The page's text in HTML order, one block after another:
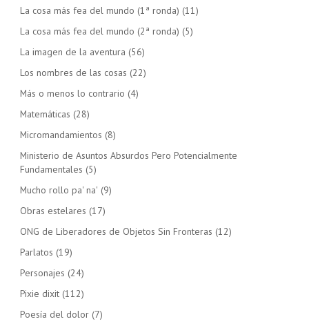
La cosa más fea del mundo (1ª ronda) (11)
La cosa más fea del mundo (2ª ronda) (5)
La imagen de la aventura (56)
Los nombres de las cosas (22)
Más o menos lo contrario (4)
Matemáticas (28)
Micromandamientos (8)
Ministerio de Asuntos Absurdos Pero Potencialmente
Fundamentales (5)
Mucho rollo pa' na' (9)
Obras estelares (17)
ONG de Liberadores de Objetos Sin Fronteras (12)
Parlatos (19)
Personajes (24)
Pixie dixit (112)
Poesía del dolor (7)